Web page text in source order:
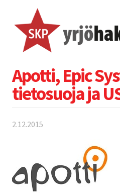
Apotti, Epic
tietosuoja ja
2.12.2015